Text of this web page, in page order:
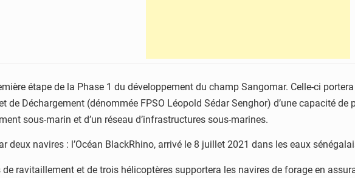
étape de la Phase 1 du développement du champ Sangomar. Celle-ci
de Déchargement (dénommée FPSO Léopold Sédar Senghor) d’une capacité
sous-marin et d’un réseau d’infrastructures sous-marines.
deux navires : l’Océan BlackRhino, arrivé le 8 juillet 2021 dans les eaux
ravitaillement et de trois hélicoptères supportera les navires de forage en